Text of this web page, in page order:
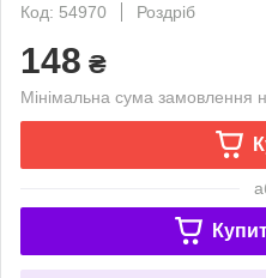
Код: 54970
Роздріб
148 ₴
Мінімальна сума замовлення